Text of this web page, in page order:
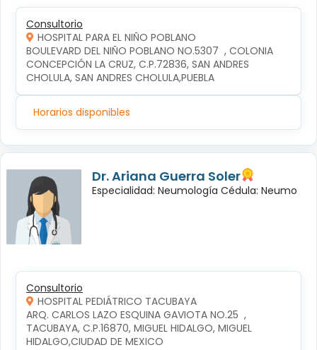
Consultorio
HOSPITAL PARA EL NIÑO POBLANO
BOULEVARD DEL NIÑO POBLANO NO.5307  , COLONIA
CONCEPCIÓN LA CRUZ, C.P.72836, SAN ANDRES
CHOLULA, SAN ANDRES CHOLULA,PUEBLA
Horarios disponibles
Dr. Ariana Guerra Soler
Especialidad: Neumología Cédula: Neumo
Consultorio
HOSPITAL PEDIÁTRICO TACUBAYA
ARQ. CARLOS LAZO ESQUINA GAVIOTA NO.25  ,
TACUBAYA, C.P.16870, MIGUEL HIDALGO, MIGUEL
HIDALGO,CIUDAD DE MEXICO